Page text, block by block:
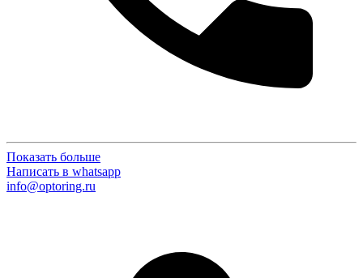
Показать больше
Написать в whatsapp
info@optoring.ru